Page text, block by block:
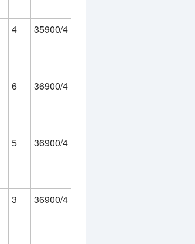
4 35900/4
6 36900/4
5 36900/4
3 36900/4